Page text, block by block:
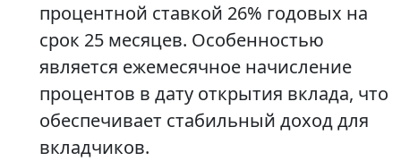
процентной ставкой 26% годовых на
срок 25 месяцев. Особенностью
является ежемесячное начисление
процентов в дату открытия вклада, что
обеспечивает стабильный доход для
вкладчиков.